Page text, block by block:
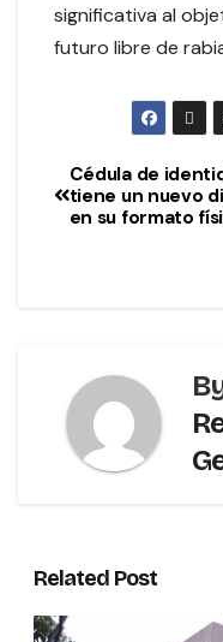
significativa al
futuro libre de
Cédula de
tiene un nuevo
en su formato
Related Post